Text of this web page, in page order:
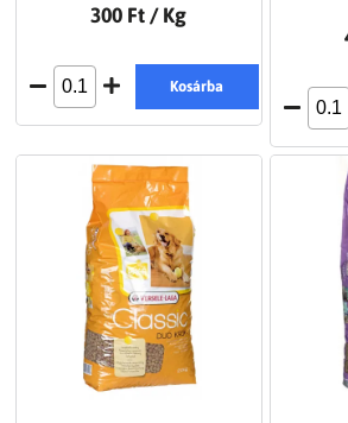
300 Ft / Kg
Kosárba